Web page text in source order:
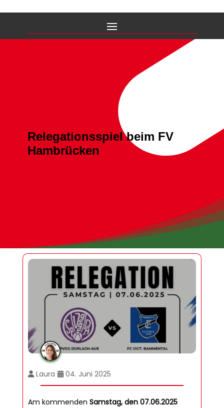
Relegationsspiel beim FV
Hambrücken
Laura 04. Juni 2025
Am kommenden Samstag, den 07.06.2025